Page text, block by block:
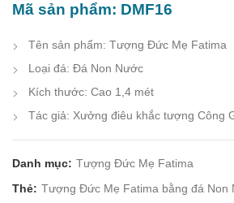
Mã sản phẩm: DMF16
Tên sản phẩm: Tượng Đức Mẹ Fatima
Loại đá: Đá Non Nước
Kích thước: Cao 1,4 mét
Tác giả: Xưởng điêu khắc tượng Công
Danh mục: Tượng Đức Mẹ Fatima
Thẻ: Tượng Đức Mẹ Fatima bằng đá Non